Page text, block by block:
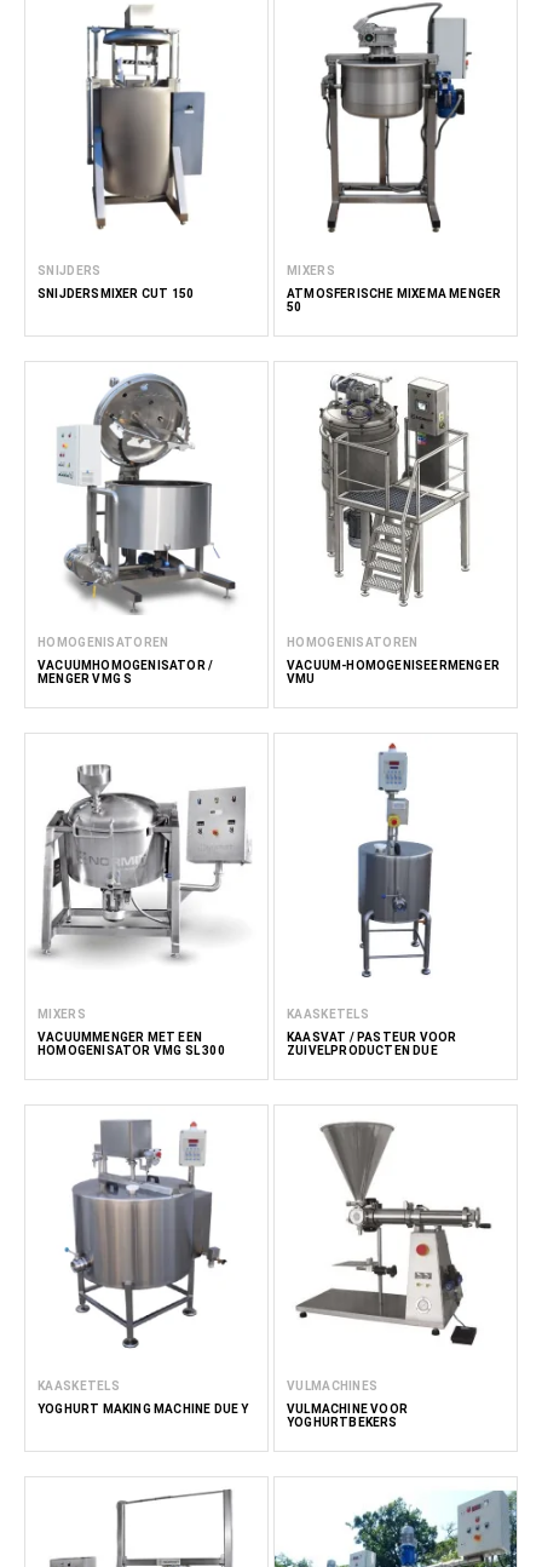
SNIJDERS
SNIJDERSMIXER CUT 150
MIXERS
ATMOSFERISCHE MIXEMA MENGER
50
HOMOGENISATOREN
VACUÜMHOMOGENISATOR /
MENGER VMG S
HOMOGENISATOREN
VACUÜM-HOMOGENISEERMENGER
VMU
MIXERS
VACUÜMMENGER MET EEN
HOMOGENISATOR VMG SL 300
KAASKETELS
KAASVAT / PASTEUR VOOR
ZUIVELPRODUCTEN DUE
KAASKETELS
YOGHURT MAKING MACHINE DUE Y
VULMACHINES
VULMACHINE VOOR
YOGHURTBEKERS